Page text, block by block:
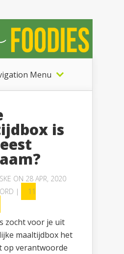
Menu
is
ON 28 APR, 2020
|
11
zocht voor je uit
maaltijdbox het
op verantwoorde